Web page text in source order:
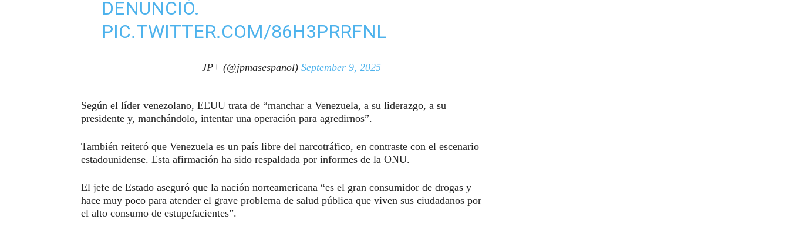
DENUNCIÓ.
PIC.TWITTER.COM/86H3PRRFNL
— JP+ (@jpmasespanol) September 9, 2025
Según el líder venezolano, EEUU trata de “manchar a Venezuela, a su liderazgo, a su
presidente y, manchándolo, intentar una operación para agredirnos”.
También reiteró que Venezuela es un país libre del narcotráfico, en contraste con el escenario
estadounidense. Esta afirmación ha sido respaldada por informes de la ONU.
El jefe de Estado aseguró que la nación norteamericana “es el gran consumidor de drogas y
hace muy poco para atender el grave problema de salud pública que viven sus ciudadanos por
el alto consumo de estupefacientes”.